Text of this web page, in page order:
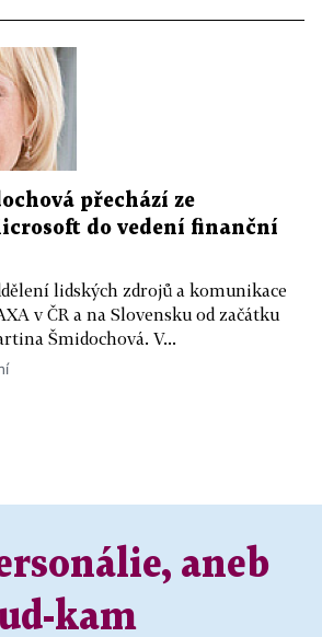
přechází ze
do vedení finanční
lidských zdrojů a komunikace
v ČR a na Slovensku od začátku
Šmidochová. V...
aneb
kam